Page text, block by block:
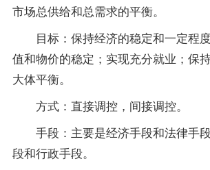
市场总供给和总需求的平衡。
目标：保持经济的稳定和一定程
值和物价的稳定；实现充分就业；保
大体平衡。
方式：直接调控，间接调控。
手段：主要是经济手段和法律手
段和行政手段。